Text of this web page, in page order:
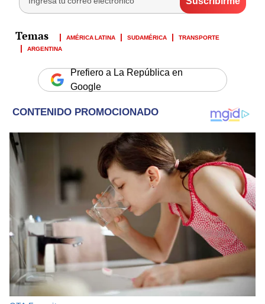
AMÉRICA LATINA SUDAMÉRICA
TRANSPORTE
ARGENTINA
Prefiero a La República en
Google